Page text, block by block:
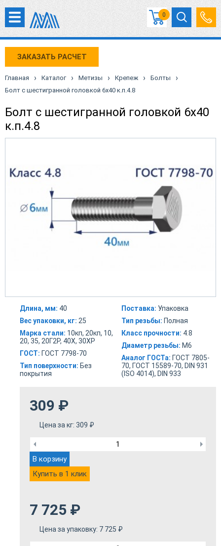
0
ЗАКАЗАТЬ РАСЧЕТ
Главная › Каталог › Метизы › Крепеж › Болты ›
Болт с шестигранной головкой 6х40 к.п.4.8
Болт с шестигранной головкой 6х40
к.п.4.8
Длина, мм: 40
Вес упаковки, кг: 25
Марка стали: 10кп, 20кп, 10,
20, 35, 20Г2Р, 40Х, 30ХР
ГОСТ: ГОСТ 7798-70
Тип поверхности: Без
покрытия
Поставка: Упаковка
Тип резьбы: Полная
Класс прочности: 4.8
Диаметр резьбы: М6
Аналог ГОСТа: ГОСТ 7805-
70, ГОСТ 15589-70, DIN 931
(ISO 4014), DIN 933
309 ₽
Цена за кг: 309 ₽
В корзину
Купить в 1 клик
7 725 ₽
Цена за упаковку: 7 725 ₽